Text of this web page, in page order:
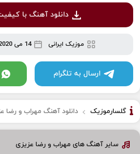
دانلود آهنگ با کیفیت
موزیک ایرانی 14 می 2020
ارسال به تلگرام
گلسارموزیک دانلود آهنگ مهراب و رضا
سایر آهنگ های مهراب و رضا عزیزی